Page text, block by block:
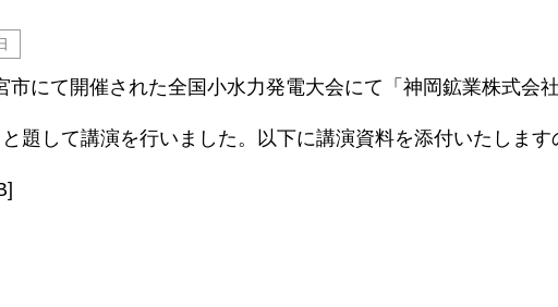
市にて開催された全国小水力発電大会にて「神岡鉱業株式会
題して講演を行いました。以下に講演資料を添付いたします